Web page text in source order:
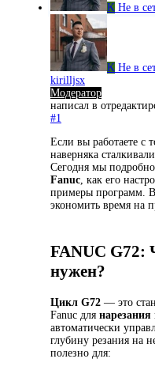
K Не в
K Не в
kirilljsx
Модератор
написал в
#1
Если вы работаете с
наверняка
Сегодня мы
Fanuc , как его
примеры программ.
экономить время на
FANUC G72:
нужен?
Цикл G72 — это
Fanuc для нарезания
автоматически
глубину резания на
полезно для: